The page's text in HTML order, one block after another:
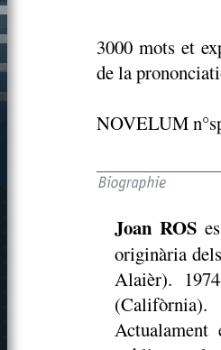
3000 mots et
de la
NOVELUM
Joan ROS
originària
Alaièr).
(Califòrnia).
Actualament